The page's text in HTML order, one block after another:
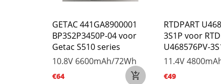
GETAC 441GA8900001
BP3S2P3450P-04 voor
Getac S510 series
10.8V 6600mAh/72Wh
€64
RTDPART
3S1P voor
U468576PV-
11.4V
€49